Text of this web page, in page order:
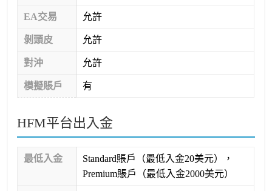
EA交易 允許
剝頭皮 允許
對沖 允許
模擬賬戶 有
HFM平台出入金
最低入金
Standard賬戶（最低入金20美元），
Premium賬戶（最低入金2000美元）